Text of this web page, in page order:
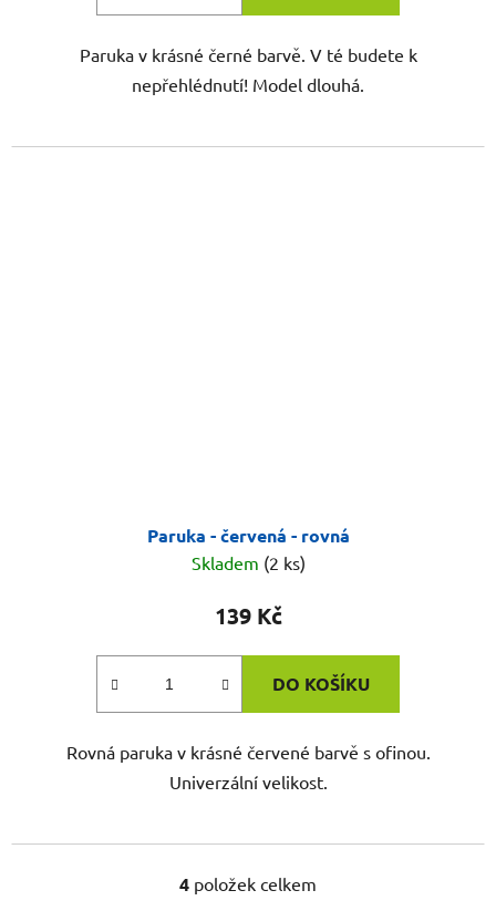
Paruka v krásné černé barvě. V té budete k
nepřehlédnutí! Model dlouhá.
Paruka - červená - rovná
Skladem (2 ks)
139 Kč
DO KOŠÍKU
Rovná paruka v krásné červené barvě s ofinou.
Univerzální velikost.
O
4 položek celkem